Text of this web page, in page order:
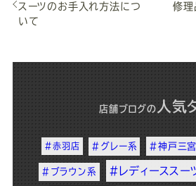
スーツのお手入れ方法につ
いて
修理
店舗ブログの 人気
#赤羽店 #グレー系 #神戸三
#ブラウン系 #レディーススー